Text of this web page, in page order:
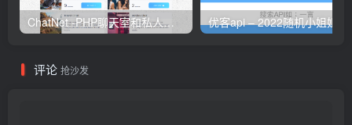
ChatNet -PHP聊天室和私人聊天程序 v1.9
评论 抢沙发